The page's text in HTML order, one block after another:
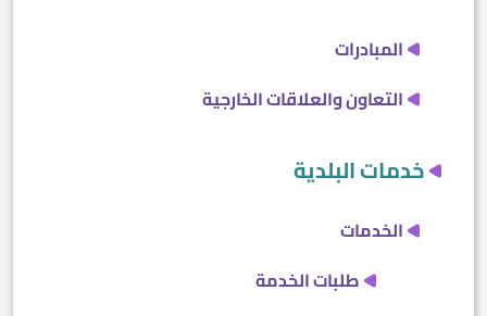
المبادرات
التعاون والعلاقات الخارجية
خدمات البلدية
الخدمات
طلبات الخدمة